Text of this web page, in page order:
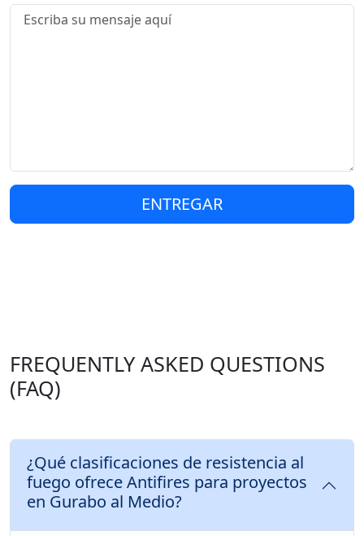
ENTREGAR
FREQUENTLY ASKED QUESTIONS
(FAQ)
¿Qué clasificaciones de resistencia al
fuego ofrece Antifires para proyectos
en Gurabo al Medio?